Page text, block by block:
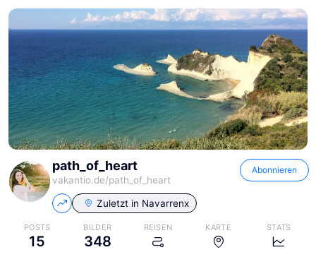
path_of_heart
vakantio.de/path_of_heart
Abonnieren
Zuletzt in Navarrenx
POSTS
15
BILDER
348
REISEN KARTE STATS